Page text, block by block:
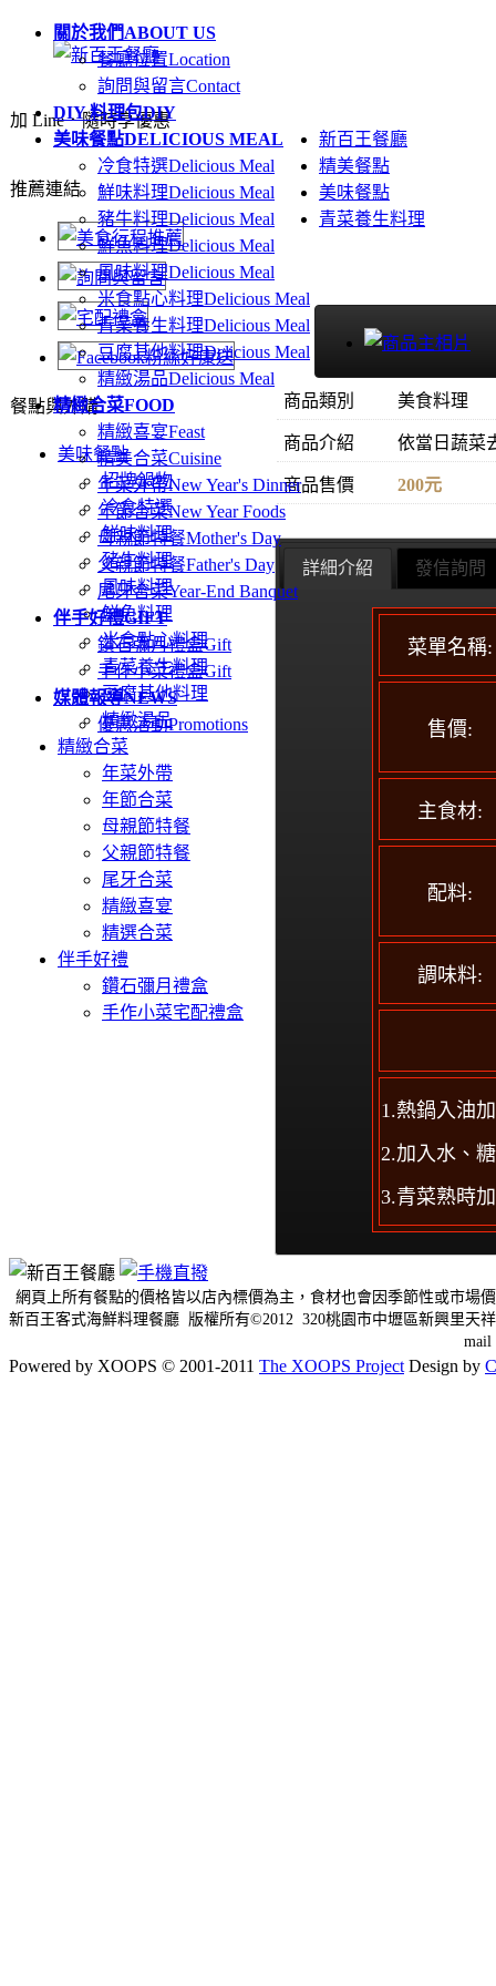
關於我們ABOUT US
餐廳位置Location
詢問與留言Contact
DIY 料理包DIY
美味餐點DELICIOUS MEAL
冷食特選Delicious Meal
鮮味料理Delicious Meal
豬牛料理Delicious Meal
鮮魚料理Delicious Meal
風味料理Delicious Meal
米食點心料理Delicious Meal
青菜養生料理Delicious Meal
豆腐其他料理Delicious Meal
精緻湯品Delicious Meal
精緻合菜FOOD
精緻喜宴Feast
精美合菜Cuisine
年菜外帶New Year's Dinner
年節合菜New Year Foods
母親節特餐Mother's Day
父親節特餐Father's Day
尾牙合菜Year-End Banquet
伴手好禮GIFT
鑽石彌月禮盒Gift
手作小菜禮盒Gift
媒體報導NEWS
優惠活動Promotions
加 Line．隨時享優惠
推薦連結
餐點與外購
美味餐點
招牌鍋物
冷食特選
鮮味料理
豬牛料理
風味料理
鮮魚料理
米食點心料理
青菜養生料理
豆腐其他料理
精緻湯品
精緻合菜
年菜外帶
年節合菜
母親節特餐
父親節特餐
尾牙合菜
精緻喜宴
精選合菜
伴手好禮
鑽石彌月禮盒
手作小菜宅配禮盒
新百王餐廳
精美餐點
美味餐點
青菜養生料理
商品類別 美食料理
商品介紹 依當日蔬菜
商品售價 200元
詳細介紹 發信詢問
菜單名稱:
售價:
主食材:
配料:
調味料:
1.熱鍋入油
2.加入水、
3.青菜熟時
網頁上所有餐點的價格皆以店內標價為主，食材也會因季節性或市場
新百王客式海鮮料理餐廳 版權所有©2012 320桃園市中壢區新興里
mail
Powered by XOOPS © 2001-2011 The XOOPS Project Design by